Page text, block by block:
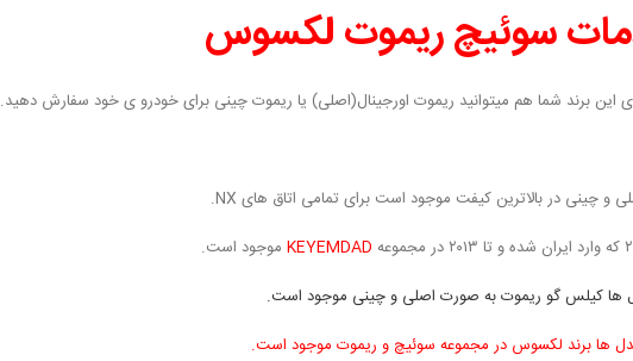
سوئیچ ریموت لکسوس
برند شما هم میتوانید ریموت اورجینال(اصلی) یا ریموت چینی برای خودرو ی خود سفارش دهید.
KEYEMDAD موجود است.
ها برند لکسوس در مجموعه سوئیچ و ریموت موجود است.